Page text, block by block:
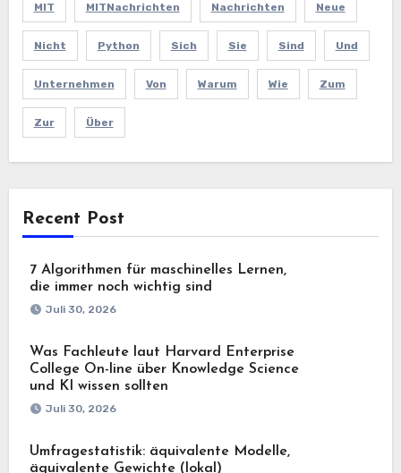
MIT MITNachrichten Nachrichten Neue
Nicht Python Sich Sie Sind Und
Unternehmen Von Warum Wie Zum
Zur Über
Recent Post
7 Algorithmen für maschinelles Lernen,
die immer noch wichtig sind
Juli 30, 2026
Was Fachleute laut Harvard Enterprise
College On-line über Knowledge Science
und KI wissen sollten
Juli 30, 2026
Umfragestatistik: äquivalente Modelle,
äquivalente Gewichte (lokal)